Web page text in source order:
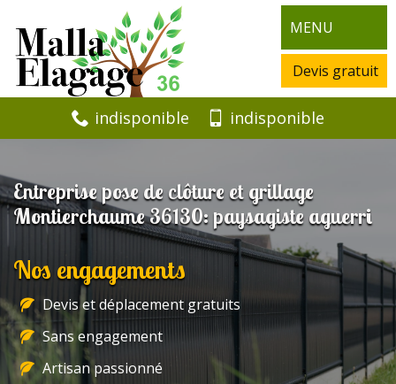
MENU
Devis gratuit
indisponible indisponible
Entreprise pose de clôture et grillage
Montierchaume 36130: paysagiste aguerri
Nos engagements
Devis et déplacement gratuits
Sans engagement
Artisan passionné